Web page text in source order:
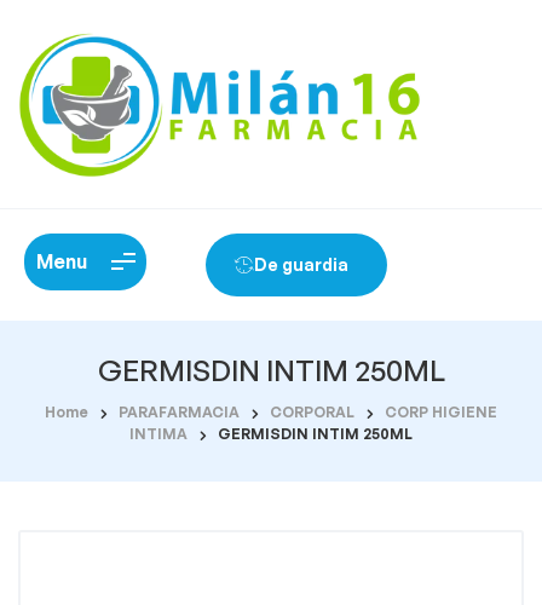
Menu De guardia
GERMISDIN INTIM 250ML
Home PARAFARMACIA CORPORAL
CORP HIGIENE
INTIMA
GERMISDIN INTIM 250ML